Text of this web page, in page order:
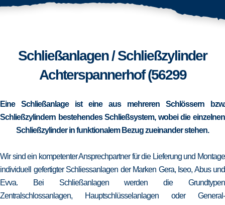
Schließanlagen / Schließzylinder
Achterspannerhof (56299
Eine Schließanlage ist eine aus mehreren Schlössern bzw.
Schließzylindern bestehendes Schließsystem, wobei die einzelnen
Schließzylinder in funktionalem Bezug zueinander stehen.
Wir sind ein kompetenter Ansprechpartner für die Lieferung und Montage
individuell gefertigter Schliessanlagen der Marken Gera, Iseo, Abus und
Evva. Bei Schließanlagen werden die Grundtypen
Zentralschlossanlagen, Hauptschlüsselanlagen oder General-